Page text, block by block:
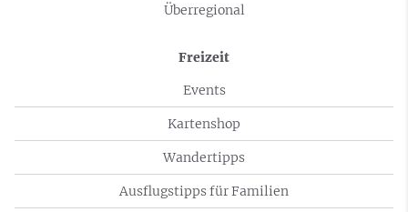
Überregional
Freizeit
Events
Kartenshop
Wandertipps
Ausflugstipps für Familien